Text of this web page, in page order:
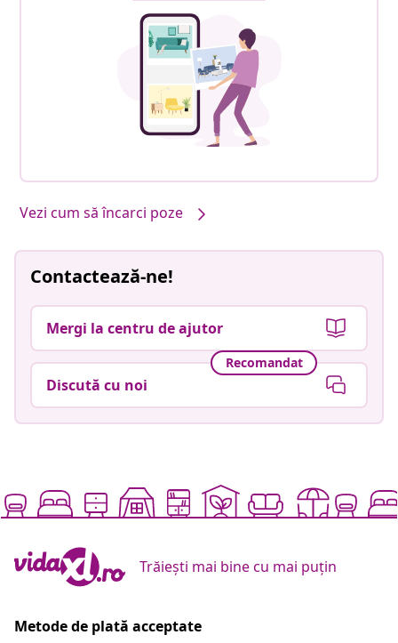
Vezi cum să încarci poze
Contactează-ne!
Mergi la centru de ajutor
Recomandat
Discută cu noi
Trăiești mai bine cu mai puțin
Metode de plată acceptate